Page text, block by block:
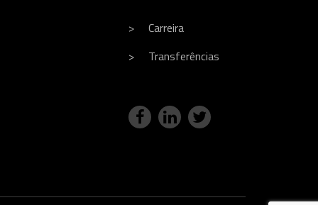
Carreira
Transferências